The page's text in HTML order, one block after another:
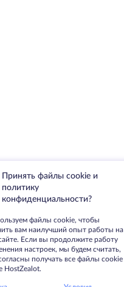
Принять файлы cookie и
политику
конфиденциальности?
файлы cookie, чтобы
вам наилучший опыт работы на
Если вы продолжите работу
настроек, мы будем считать,
получать все файлы cookie
HostZealot.